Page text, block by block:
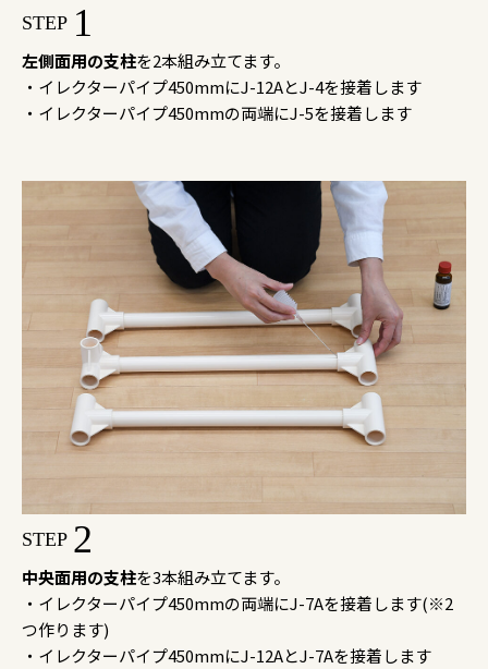
STEP 1
左側面用の支柱を2本組み立てます。
・イレクターパイプ450mmにJ-12AとJ-4を接着します
・イレクターパイプ450mmの両端にJ-5を接着します
STEP 2
中央面用の支柱を3本組み立てます。
・イレクターパイプ450mmの両端にJ-7Aを接着します(※2
つ作ります)
・イレクターパイプ450mmにJ-12AとJ-7Aを接着します